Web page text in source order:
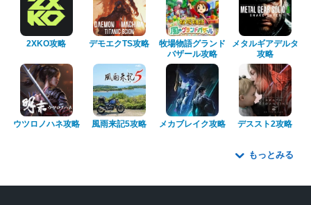
2XKO攻略 デモエクTS攻略
牧場物語グランド
バザール攻略
メタルギアデルタ
攻略
ウツロノハネ攻略 風雨来記5攻略 メカブレイク攻略 デススト2攻略
もっとみる